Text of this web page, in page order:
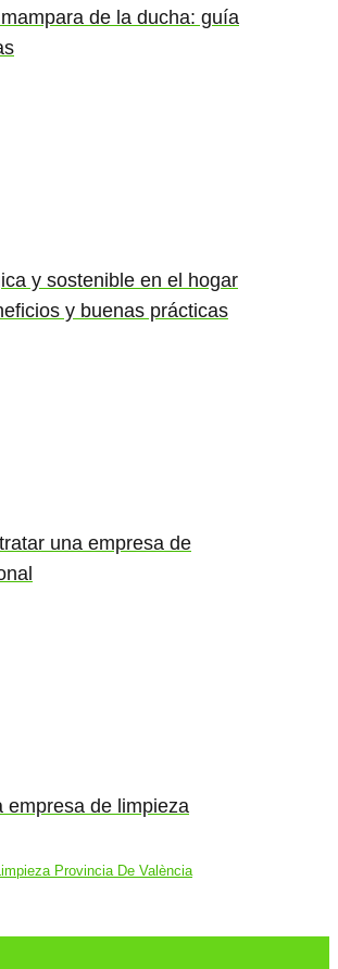
de la ducha: guía
y sostenible en el hogar
y buenas prácticas
una empresa de
empresa de limpieza
Provincia De València